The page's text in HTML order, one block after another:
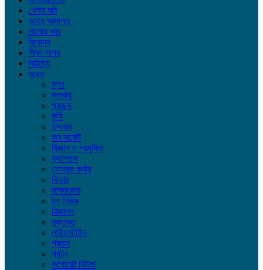
খেলার মাঠ
আইন আদালত
জেলার খবর
বিনোদন
শিক্ষা সাগর
সাহিত্য
আরও
ব্লগ
জলবায়ু
প্রচ্ছদ
কৃষি
ইসলাম
জব মার্কেট
বিজ্ঞান ও প্রযুক্তি
ক্যাম্পাস
ফেসবুক কর্নার
ফিচার
সাক্ষাৎকার
টপ নিউজ
বিজ্ঞাপন
মুক্তমত
লাইফস্টাইল
প্রবাস
পর্যটন
কর্পোরেট নিউজ